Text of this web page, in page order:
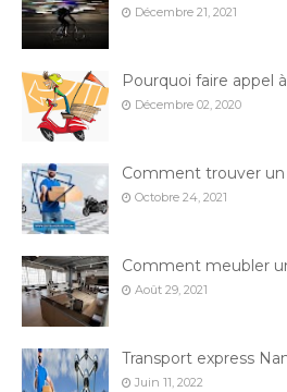
Décembre 21, 2021
Pourquoi faire appel
Décembre 02, 2020
Comment trouver
Octobre 24, 2021
Comment meubler
Août 29, 2021
Transport express
Juin 11, 2022